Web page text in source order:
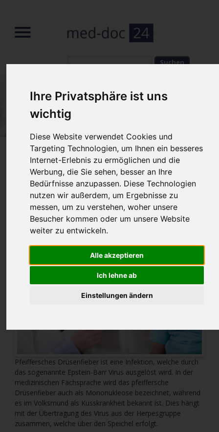
Ihre Privatsphäre ist uns
wichtig
Diese Website verwendet Cookies und
Targeting Technologien, um Ihnen ein besseres
Internet-Erlebnis zu ermöglichen und die
Werbung, die Sie sehen, besser an Ihre
Bedürfnisse anzupassen. Diese Technologien
nutzen wir außerdem, um Ergebnisse zu
messen, um zu verstehen, woher unsere
Besucher kommen oder um unsere Website
weiter zu entwickeln.
Alle akzeptieren
Ich lehne ab
Einstellungen ändern
Home»Fachbereiche»HNO Arzt»Pfeiffersches
Drüsenfieber
Pfeiffersches Drüsenfieber – was ist
darunter zu verstehen?
Pfeiffersches Drüsenfieber ist eine Infektion, welche durch
das sogenannte Epstein-Barr Virus ausgelöst wird. In der
medizinischen Fachsprache wird das pfeiffersche
Drüsenfieber auch als Mononukleose bezeichnet, während
es im Volksmund als Kusskrankheit bekannt ist. Dies hängt
mit der Übertragung des Virus aus der Herpesgruppe
zusammen, welche über den Speichel erfolgt.